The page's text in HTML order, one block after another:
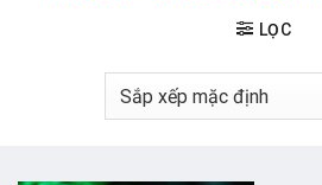
LỌC